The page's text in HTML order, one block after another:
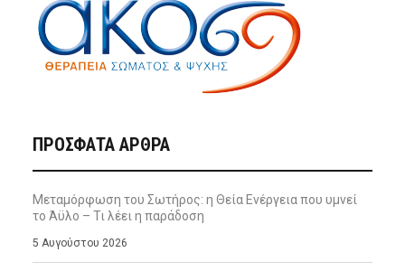
ΠΡΌΣΦΑΤΑ ΆΡΘΡΑ
Μεταμόρφωση του Σωτήρος: η Θεία Ενέργεια που υμνεί
το Άϋλο – Τι λέει η παράδοση
5 Αυγούστου 2026